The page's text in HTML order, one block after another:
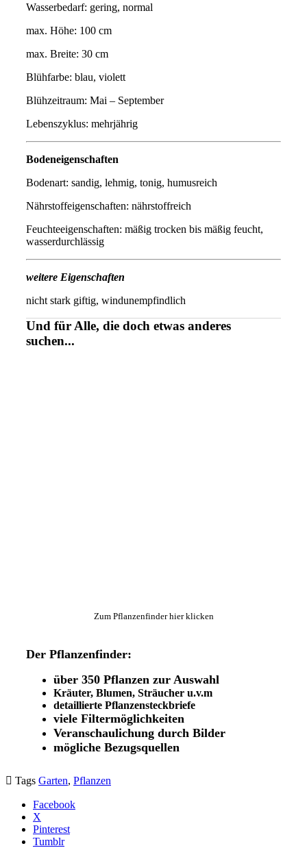
Wasserbedarf: gering, normal
max. Höhe: 100 cm
max. Breite: 30 cm
Blühfarbe: blau, violett
Blühzeitraum: Mai – September
Lebenszyklus: mehrjährig
Bodeneigenschaften
Bodenart: sandig, lehmig, tonig, humusreich
Nährstoffeigenschaften: nährstoffreich
Feuchteeigenschaften: mäßig trocken bis mäßig feucht,
wasserdurchlässig
weitere Eigenschaften
nicht stark giftig, windunempfindlich
Und für Alle, die doch etwas anderes
suchen...
Zum Pflanzenfinder hier klicken
Der Pflanzenfinder:
über 350 Pflanzen zur Auswahl
Kräuter, Blumen, Sträucher u.v.m
detaillierte Pflanzensteckbriefe
viele Filtermöglichkeiten
Veranschaulichung durch Bilder
mögliche Bezugsquellen
 Tags Garten, Pflanzen
Facebook
X
Pinterest
Tumblr